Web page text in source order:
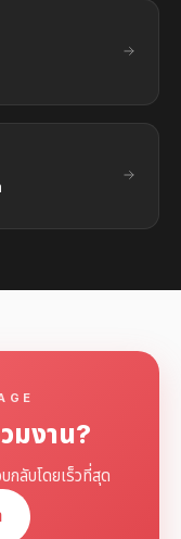
มงาน?
กลับโดยเร็วที่สุด